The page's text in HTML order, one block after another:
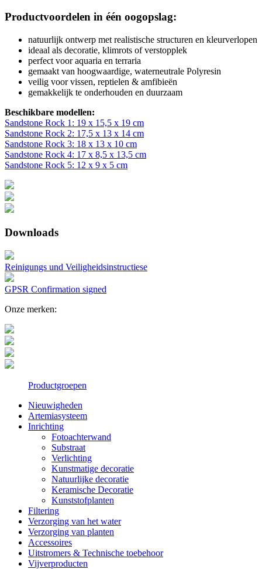
Productvoordelen in één oogopslag:
natuurlijk ontwerp met realistische structuren en kleurverlopen
ideaal als decoratie, klimrots of verstopplek
perfect voor aquaria en terraria
gemaakt van hoogwaardige, waterneutrale Polyresin
veilig voor vissen, reptielen & amfibieën
gemakkelijk te onderhouden en duurzaam
Beschikbare modellen:
Sandstone Rock 1: 19 x 15,5 x 19 cm
Sandstone Rock 2: 17,5 x 13 x 14 cm
Sandstone Rock 3: 18 x 13 x 10 cm
Sandstone Rock 4: 17 x 8,5 x 13,5 cm
Sandstone Rock 5: 12 x 9 x 5 cm
Downloads
Reinigungs und Veiligheidsinstructiese
GPSR Confirmation signed
Onze merken:
Productgroepen
Nieuwigheden
Artemiasysteem
Inrichting
Fotoachterwand
Substraat
Verlichting
Kunstmatige decoratie
Natuurlijke decoratie
Keramische Decoratie
Kunststofplanten
Filtering
Verzorging van het water
Verzorging van planten
Accessoires
Uitstromers & Technische toebehoor
Vijverproducten